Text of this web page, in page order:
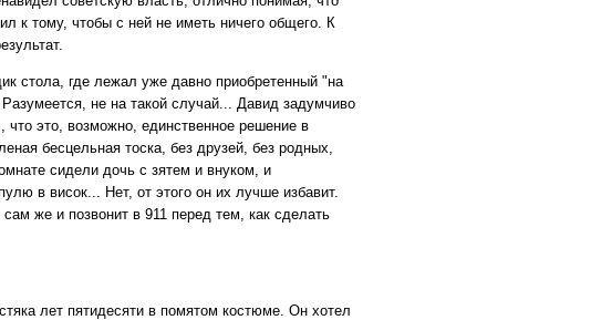
к тому, чтобы с ней не иметь ничего общего. К
стола, где лежал уже давно приобретенный "на
не на такой случай... Давид задумчиво
что это, возможно, единственное решение в
бесцельная тоска, без друзей, без родных,
сидели дочь с зятем и внуком, и
в висок... Нет, от этого он их лучше избавит.
же и позвонит в 911 перед тем, как сделать
лет пятидесяти в помятом костюме. Он хотел